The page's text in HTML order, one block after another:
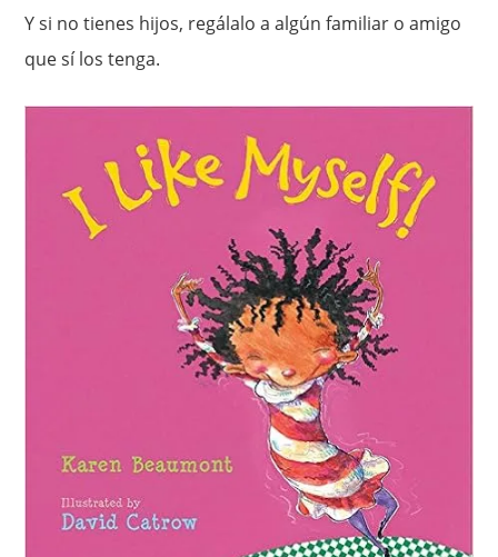
Y si no tienes hijos, regálalo a algún familiar o amigo
que sí los tenga.